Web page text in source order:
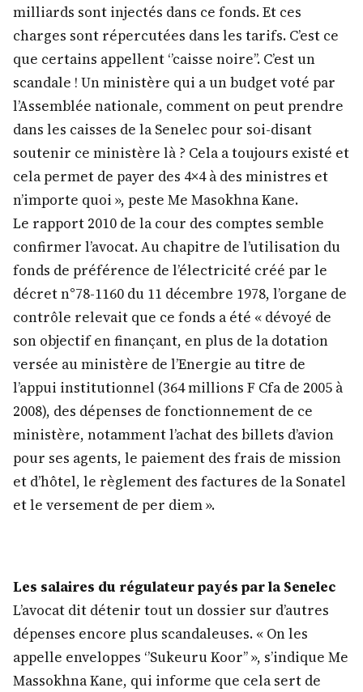
milliards sont injectés dans ce fonds. Et ces
charges sont répercutées dans les tarifs. C’est ce
que certains appellent ‘’caisse noire’’. C’est un
scandale ! Un ministère qui a un budget voté par
l’Assemblée nationale, comment on peut prendre
dans les caisses de la Senelec pour soi-disant
soutenir ce ministère là ? Cela a toujours existé et
cela permet de payer des 4×4 à des ministres et
n’importe quoi », peste Me Masokhna Kane.
Le rapport 2010 de la cour des comptes semble
confirmer l’avocat. Au chapitre de l’utilisation du
fonds de préférence de l’électricité créé par le
décret n°78-1160 du 11 décembre 1978, l’organe de
contrôle relevait que ce fonds a été « dévoyé de
son objectif en finançant, en plus de la dotation
versée au ministère de l’Energie au titre de
l’appui institutionnel (364 millions F Cfa de 2005 à
2008), des dépenses de fonctionnement de ce
ministère, notamment l’achat des billets d’avion
pour ses agents, le paiement des frais de mission
et d’hôtel, le règlement des factures de la Sonatel
et le versement de per diem ».
Les salaires du régulateur payés par la Senelec
L’avocat dit détenir tout un dossier sur d’autres
dépenses encore plus scandaleuses. « On les
appelle enveloppes ‘’Sukeuru Koor’’ », s’indique Me
Massokhna Kane, qui informe que cela sert de